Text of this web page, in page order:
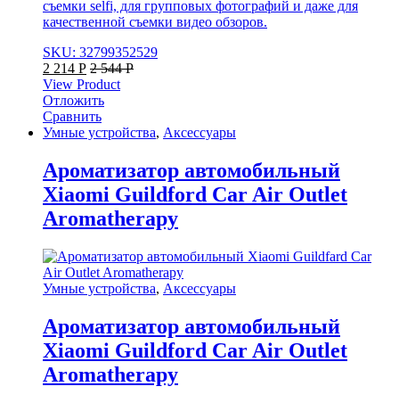
съемки selfi, для групповых фотографий и даже для
качественной съемки видео обзоров.
SKU: 32799352529
2 214 Р 2 544Р
View Product
Отложить
Сравнить
Умные устройства, Аксессуары
Ароматизатор автомобильный
Xiaomi Guildford Car Air Outlet
Aromatherapy
Умные устройства, Аксессуары
Ароматизатор автомобильный
Xiaomi Guildford Car Air Outlet
Aromatherapy